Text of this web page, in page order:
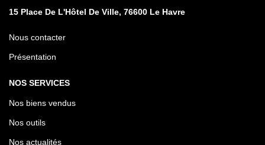
15 Place De L'Hôtel De Ville, 76600 Le Havre
Nous contacter
Présentation
NOS SERVICES
Nos biens vendus
Nos outils
Nos actualités